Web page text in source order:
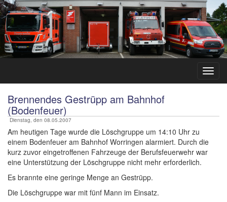
Brennendes Gestrüpp am Bahnhof
(Bodenfeuer)
Dienstag, den 08.05.2007
Am heutigen Tage wurde die Löschgruppe um 14:10 Uhr zu
einem Bodenfeuer am Bahnhof Worringen alarmiert. Durch die
kurz zuvor eingetroffenen Fahrzeuge der Berufsfeuerwehr war
eine Unterstützung der Löschgruppe nicht mehr erforderlich.
Es brannte eine geringe Menge an Gestrüpp.
Die Löschgruppe war mit fünf Mann im Einsatz.